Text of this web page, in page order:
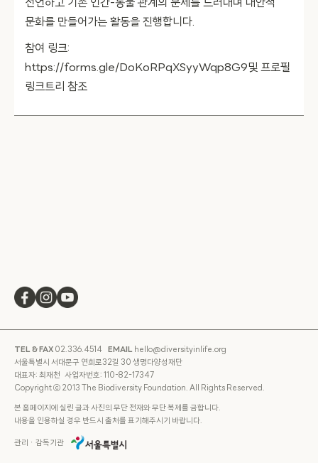
선언하고 기존 인간-동물 관계의 문제를 드러내며 대안적
문화를 만들어가는 활동을 진행합니다.
참여 링크:
https://forms.gle/DoKoRPqXSyyWqp8G9및 프로필
링크트리 참조
TEL & FAX 02.336.4514 EMAIL hello@diversityinlife.org
서울특별시 서대문구 연희로32길 30 생명다양성재단
대표자: 최재천 사업자번호: 110-82-17347
Copyright ⓒ 2013 The Biodiversity Foundation. All Rights Reserved.
본 홈페이지에 실린 글과 사진의 무단 전재와 무단 복제를 금합니다.
내용을 인용하실 경우 반드시 출처를 표기해주시기 바랍니다.
관리ㆍ감독기관